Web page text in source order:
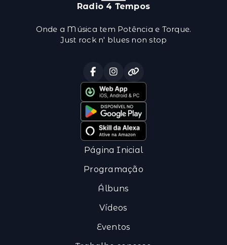
Radio 4 Tempos
Onde a Música tem Potência e Torque.
Just rock n' blues non stop
Página Inicial
Programação
Álbuns
Vídeos
Eventos